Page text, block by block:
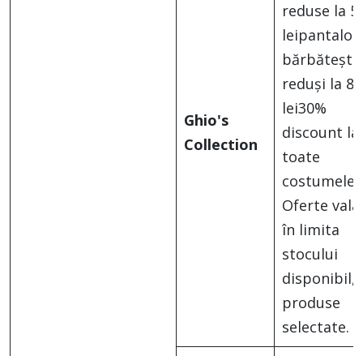
Ghio's
Collection
reduse la
bărbătești
reduși la
lei30%
discount la
toate
costumele
Oferte
în limita
stocului
disponibil,
produse
selectate.